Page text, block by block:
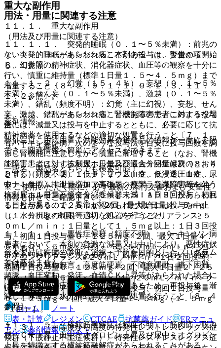
重大な副作用
１１．１． 重大な副作用
１１．１．１． 突発的睡眠（０．１〜５％未満）：前兆の
ない突発的睡眠があらわれることがある〔１．警告の項、
８．１参照〕。
１１．１．２． 幻覚（１５．４％）、妄想（０．１〜５％
未満）、せん妄（０．１〜５％未満）、激越（０．１〜５％
未満）、錯乱（頻度不明）：幻覚（主に幻視）、妄想、せん
妄、激越、錯乱があらわれることがあるので、このような場
合には、減量又は投与を中止するとともに、必要に応じて抗
精神病薬を使用するなどの適切な処置を行うこと〔７．１、
９．１．１参照〕。
１１．１．３． 抗利尿ホルモン不適合分泌症候群（ＳＩＡ
ＤＨ）（頻度不明）：低ナトリウム血症、低浸透圧血症、尿
中ナトリウム排泄量増加、高張尿、痙攣、意識障害等を伴う
抗利尿ホルモン不適合分泌症候群（ＳＩＡＤＨ）があらわれ
ることがあるので、異常が認められた場合には投与を中止
し、水分摂取の制限等適切な処置を行うこと。
１１．１．４． 悪性症候群（頻度不明）：パーキンソン病
患者において、本剤の急激な減量又は中止により、悪性症候
群があらわれることがあるので、観察を十分に行い、発熱、
意識障害、無動無言、高度筋硬直、不随意運動、嚥下困難、
頻脈、血圧変動、発汗、血清ＣＫ上昇等があらわれた場合に
は悪性症候群の症状である可能性があるため、再投与後、漸
減し、体冷却、水分補給等の適切な処置を行うこと〔８．４
参照〕。
１１．１．５． 横紋筋融解症（頻度不明）：筋肉痛、脱力
感、ＣＫ上昇、血中ミオグロビン上昇及び尿中ミオグロビン
上昇を特徴とする横紋筋融解症があらわれることがある。
用法・用量に関連する注意
（用法及び用量に関連する注意）
７．１． 〈パーキンソン病〉本剤の投与は、少量から開始
し、幻覚等の精神症状、消化器症状、血圧等の観察を十分に
行い、慎重に維持量（標準１日量１．５〜４．５ｍｇ）まで
増量すること〔８．２、９．１．１、９．１．３、１１．
１．２参照〕。
７．２． 〈パーキンソン病〉腎機能障害患者に対する投与
法
〈パーキンソン病〉次のような投与法を目安に投与回数を調
節し腎機能に注意しながら慎重に漸増すること（なお、腎機
能障害患者に対する最大１日量及び最大１回量は次のとおり
とする）〔９．２．１、９．２．２、９．８．２、１６．
６．１参照〕［１）クレアチニンクリアランス≧５０ｍＬ／
ｍｉｎ；１日量として１．５ｍｇ未満：１日２回投与、初回
１日投与量０．１２５ｍｇ×２回、最大１日量４．５ｍｇ
（１．５ｍｇ×３回）、２）クレアチニンクリアランス≧５
０ｍＬ／ｍｉｎ；１日量として１．５ｍｇ以上：１日３回投
与、初回１日投与量０．１２５ｍｇ×２回、最大１日量４．
５ｍｇ（１．５ｍｇ×３回）、３）５０ｍＬ／ｍｉｎ＞クレ
アチニンクリアランス≧２０ｍＬ／ｍｉｎ；１日２回投与、
初回１日投与量０．１２５ｍｇ×２回、最大１日量２．２５
ｍｇ（１．１２５ｍｇ×２回）、４）２０ｍＬ／ｍｉｎ＞ク
レアチニンクリアランス；１日１回投与、初回１日投与量
０．１２５ｍｇ×１回、最大１日量１．５ｍｇ（１．５ｍｇ
×１回）］。
７．３． 〈中等度から高度の特発性レストレスレッグス症
候群（下肢静止不能症候群）〉特発性レストレスレッグス症
薬剤情報
薬剤写真、用法用量、効能効果や後発品の情報が一度に参照
でき、関連情報へ簡単にアクセスができます。
一般名、製品名どちらでも検索可能！
※ ご使用いただく際に、必ず最新の添付文書および安全性
情報も併せてご確認下さい。
※本製品は疾病の診断・治療・予防を目的としたプログラム
ではありません。
ホーム
ノート
表・計算
レジメン CTCAE 抗菌薬ガイド
ERマニュ
アル
薬剤情報 ポスト